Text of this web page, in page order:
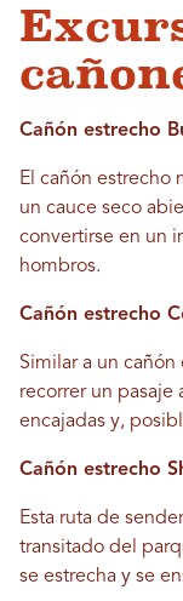
Cañón estrecho
El cañón estrecho
un cauce seco
convertirse en un
hombros.
Cañón estrecho
Similar a un
recorrer un pasaje
encajadas y,
Cañón estrecho
Esta ruta de
transitado del
se estrecha y se